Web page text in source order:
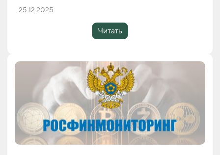
25.12.2025
Читать